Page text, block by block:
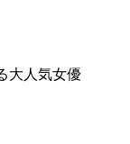
大人気女優